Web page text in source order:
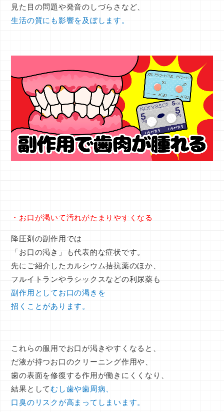
見た目の問題や発音のしづらさなど、
生活の質にも影響を及ぼします。
・お口が渇いて汚れがたまりやすくなる
降圧剤の副作用では
「お口の渇き」
も代表的な症状です。
先にご紹介したカルシウム拮抗薬のほか、
フルイトランやラシックスなどの利尿薬も
副作用としてお口の渇きを
招くことがあります。
これらの服用でお口が渇きやすくなると、
だ液が持つお口のクリーニング作用や、
歯の表面を修復する作用が働きにくくなり、
結果としてむし歯や歯周病、
口臭のリスクが高まってしまいます。